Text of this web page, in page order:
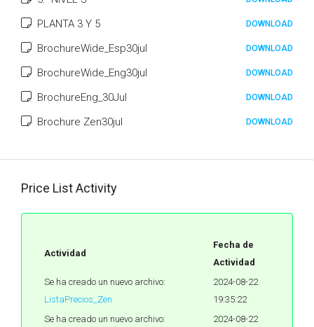
PLANTA 3 Y 5 DOWNLOAD
BrochureWide_Esp30jul DOWNLOAD
BrochureWide_Eng30jul DOWNLOAD
BrochureEng_30Jul DOWNLOAD
Brochure Zen30jul DOWNLOAD
Price List Activity
Actividad
Fecha de
Actividad
Se ha creado un nuevo archivo:
ListaPrecios_Zen
2024-08-22
19:35:22
Se ha creado un nuevo archivo:
2024-08-22